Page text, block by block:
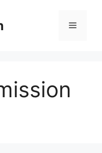
Menu